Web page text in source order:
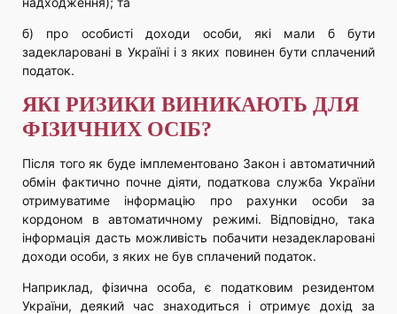
б) про особисті доходи особи, які мали б бути
задекларовані в Україні і з яких повинен бути сплачений
податок.
ЯКІ РИЗИКИ ВИНИКАЮТЬ ДЛЯ
ФІЗИЧНИХ ОСІБ?
Після того як буде імплементовано Закон і автоматичний
обмін фактично почне діяти, податкова служба України
отримуватиме інформацію про рахунки особи за
кордоном в автоматичному режимі. Відповідно, така
інформація дасть можливість побачити незадекларовані
доходи особи, з яких не був сплачений податок.
Наприклад, фізична особа, є податковим резидентом
України, деякий час знаходиться і отримує дохід за